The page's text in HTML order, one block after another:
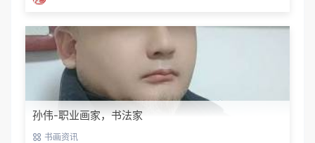
孙伟-职业画家，书法家
书画资讯